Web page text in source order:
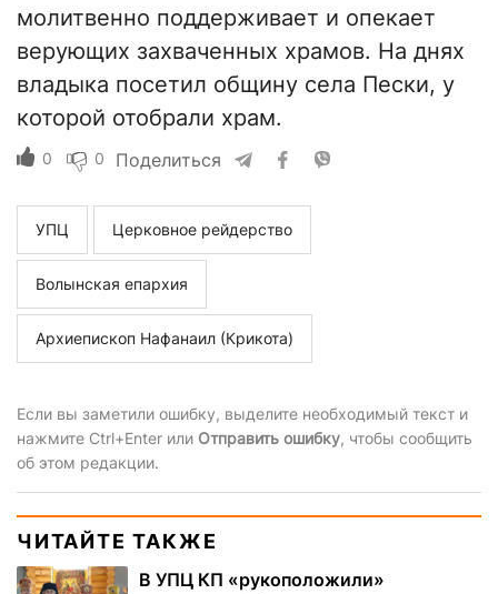
молитвенно поддерживает и опекает
верующих захваченных храмов. На днях
владыка посетил общину села Пески, у
которой отобрали храм.
0 0 Поделиться
УПЦ Церковное рейдерство
Волынская епархия
Архиепископ Нафанаил (Крикота)
Если вы заметили ошибку, выделите необходимый текст и
нажмите Ctrl+Enter или Отправить ошибку, чтобы сообщить
об этом редакции.
ЧИТАЙТЕ ТАКЖЕ
В УПЦ КП «рукоположили»